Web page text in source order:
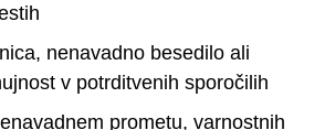
nenavadno besedilo ali
v potrditvenih sporočilih
prometu, varnostnih